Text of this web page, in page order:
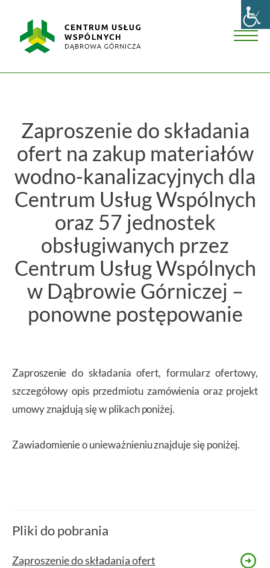
content
Centrum
Usług
Wspólnych
Górniczej
Zaproszenie do składania
ofert na zakup materiałów
wodno-kanalizacyjnych dla
Centrum Usług Wspólnych
oraz 57 jednostek
obsługiwanych przez
Centrum Usług Wspólnych
w Dąbrowie Górniczej –
ponowne postępowanie
Zaproszenie do składania ofert, formularz ofertowy,
szczegółowy opis przedmiotu zamówienia oraz projekt
umowy znajdują się w plikach poniżej.
Zawiadomienie o unieważnieniu znajduje się poniżej.
Pliki do pobrania
Zaproszenie do składania ofert